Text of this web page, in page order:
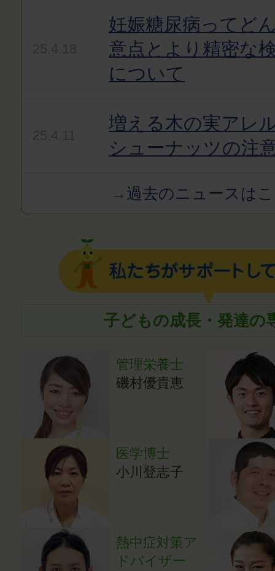
妊娠糖尿病ってど
意点とより精密な
について
増える木の実アレ
シューナッツの注
→過去のニュースは
子どもの成長・発達の
管理栄養士
磯村優貴恵
医学博士
小川登志子
熱中症対策ア
ドバイザー